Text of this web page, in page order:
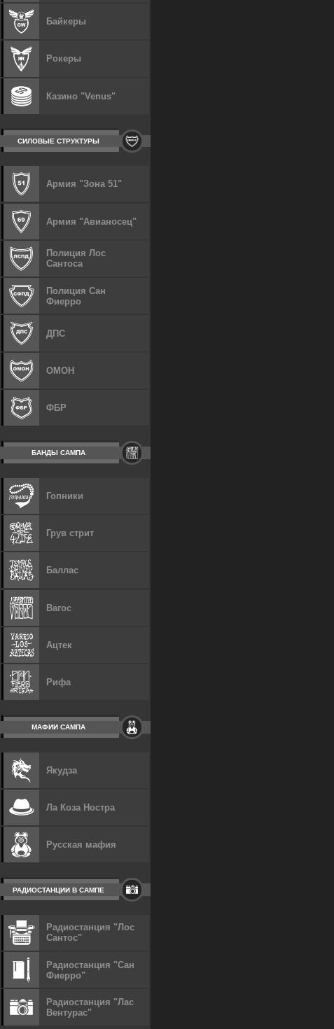
Байкеры
Рокеры
Казино "Venus"
СИЛОВЫЕ СТРУКТУРЫ
Армия "Зона 51"
Армия "Авианосец"
Полиция Лос
Сантоса
Полиция Сан
Фиерро
ДПС
ОМОН
ФБР
БАНДЫ САМПА
Гопники
Грув стрит
Баллас
Вагос
Ацтек
Рифа
МАФИИ САМПА
Якудза
Ла Коза Ностра
Русская мафия
РАДИОСТАНЦИИ В САМПЕ
Радиостанция "Лос
Сантос"
Радиостанция "Сан
Фиерро"
Радиостанция "Лас
Вентурас"